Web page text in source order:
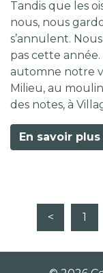
Tandis que les
nous, nous
s’annulent.
pas cette
automne notre
Milieu, au
des notes, à
En savoir plus
< 1